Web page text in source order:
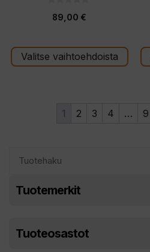
ä
89,00 €
Valitse vaihtoehdoista
1 2 3 4 … 9
Search
Tuotemerkit
Tuoteosastot